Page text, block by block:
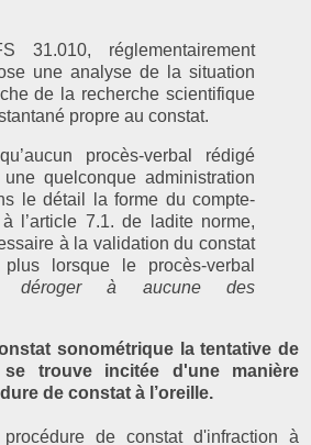
31.010, réglementairement
une analyse de la situation
de la recherche scientifique
propre au constat.
procès-verbal rédigé
quelconque administration
le détail la forme du compte-
l’article 7.1. de ladite norme,
à la validation du constat
lorsque le procès-verbal
déroger à aucune des
sonométrique la tentative de
se trouve incitée d'une manière
de constat à l’oreille.
de constat d'infraction à